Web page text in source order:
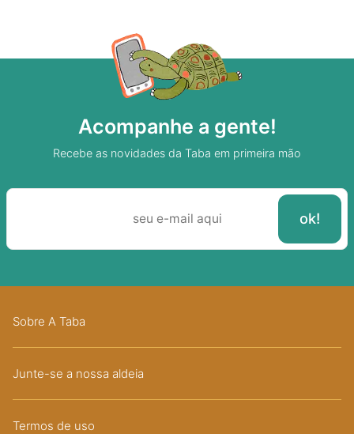
Acompanhe a gente!
Recebe as novidades da Taba em primeira mão
Sobre A Taba
Junte-se a nossa aldeia
Termos de uso